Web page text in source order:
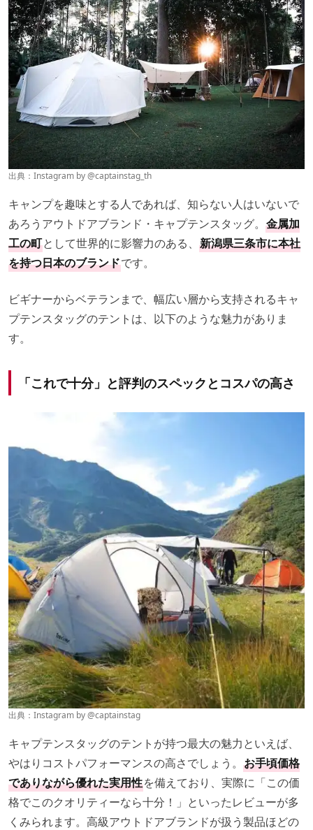
出典：Instagram by@captainstag_th
キャンプを趣味とする人であれば、知らない人はいないで
あろうアウトドアブランド・キャプテンスタッグ。 金属加
工の町として世界的に影響力のある、 新潟県三条市に本社
を持つ日本のブランドです。
ビギナーからベテランまで、幅広い層から支持されるキャ
プテンスタッグのテントは、以下のような魅力がありま
す。
「これで十分」と評判のスペックとコスパの高さ
出典：Instagram by@captainstag
キャプテンスタッグのテントが持つ最大の魅力といえば、
やはりコストパフォーマンスの高さでしょう。 お手頃価格
でありながら優れた実用性を備えており、実際に「この価
格でこのクオリティーなら十分！」といったレビューが多
くみられます。高級アウトドアブランドが扱う製品ほどの